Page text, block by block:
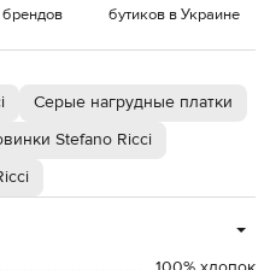
бутиков в Украине
Серые нагрудные платки
Stefano Ricci